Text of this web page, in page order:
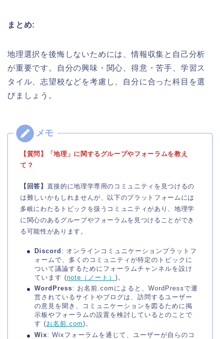
まとめ:
地理選択を後悔しないためには、情報収集と自己分析
が重要です。自分の興味・関心、得意・苦手、学習ス
タイル、志望校などを考慮し、自分に合った科目を選
びましょう。
【質問】「地理」に関するグループやフォーラムを教え
て？
【回答】 直接的に地理学専用のコミュニティを見つけるの
は難しいかもしれませんが、以下のプラットフォームには
多岐にわたるトピックを扱うコミュニティがあり、地理学
に関心のあるグループやフォーラムを見つけることができ
る可能性があります。
Discord : オンラインコミュニケーションプラットフ
ォームで、多くのコミュニティが特定のトピックに
ついて議論するためにフォーラムチャンネルを設け
ています​ (note（ノート） )​。
WordPress: お名前.comによると、WordPressで運
営されているサイトやブログは、訪問するユーザー
の意見を聞き、コミュニケーションを図るために掲
示板やフォーラムの設置を検討しているとのことで
す​ (お名前.com)​。
Wix: Wixフォーラムを通じて、ユーザーが自らのコ